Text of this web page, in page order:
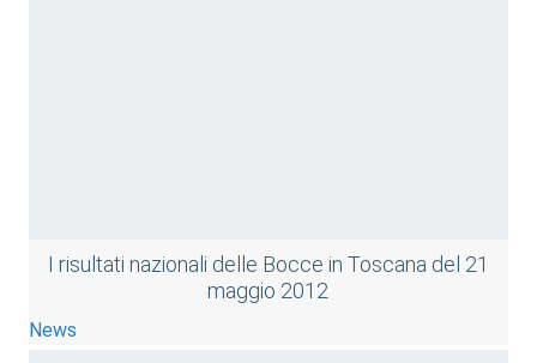
I risultati nazionali delle Bocce in Toscana del 21
maggio 2012
News